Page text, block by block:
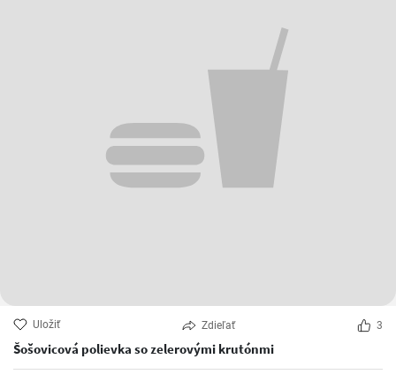
Uložiť Zdieľať 3
Šošovicová polievka so zelerovými krutónmi